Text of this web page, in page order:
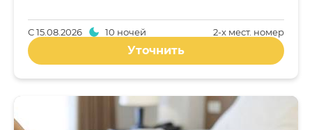
2-x мест. номер
С15.08.2026 10 ночей
Уточнить